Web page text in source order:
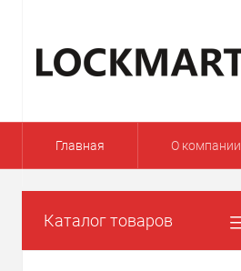
Главная О компании
Каталог товаров